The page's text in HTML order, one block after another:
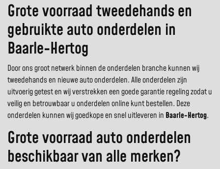
Grote voorraad tweedehands en
gebruikte auto onderdelen in
Baarle-Hertog
Door ons groot netwerk binnen de onderdelen branche kunnen wij
tweedehands en nieuwe auto onderdelen. Alle onderdelen zijn
uitvoerig getest en wij verstrekken een goede garantie regeling zodat u
veilig en betrouwbaar u onderdelen online kunt bestellen. Deze
onderdelen kunnen wij goedkope en snel uitleveren in Baarle-Hertog.
Grote voorraad auto onderdelen
beschikbaar van alle merken?